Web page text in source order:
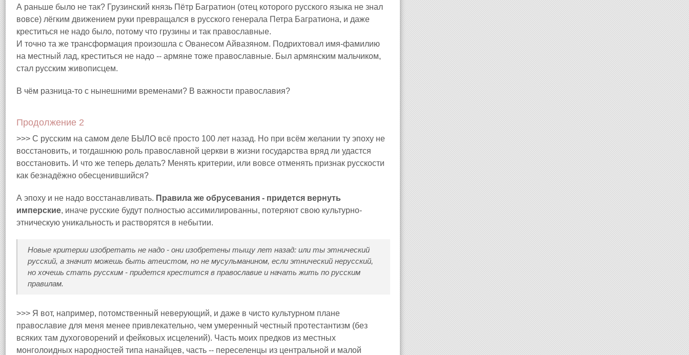
А раньше было не так? Грузинский князь Пётр Багратион (отец которого русского языка не знал
вовсе) лёгким движением руки превращался в русского генерала Петра Багратиона, и даже
креститься не надо было, потому что грузины и так православные.
И точно та же трансформация произошла с Ованесом Айвазяном. Подрихтовал имя-фамилию
на местный лад, креститься не надо -- армяне тоже православные. Был армянским мальчиком,
стал русским живописцем.
В чём разница-то с нынешними временами? В важности православия?
Продолжение 2
>>> С русским на самом деле БЫЛО всё просто 100 лет назад. Но при всём желании ту эпоху не
восстановить, и тогдашнюю роль православной церкви в жизни государства вряд ли удастся
восстановить. И что же теперь делать? Менять критерии, или вовсе отменять признак русскости
как безнадёжно обесценившийся?
А эпоху и не надо восстанавливать. Правила же обрусевания - придется вернуть
имперские, иначе русские будут полностью ассимилированны, потеряют свою культурно-
этническую уникальность и растворятся в небытии.
Новые критерии изобретать не надо - они изобретены тыщу лет назад: или ты этнический
русский, а значит можешь быть атеистом, но не мусульманином, если этнический нерусский,
но хочешь стать русским - придется крестится в православие и начать жить по русским
правилам.
>>> Я вот, например, потомственный неверующий, и даже в чисто культурном плане
православие для меня менее привлекательно, чем умеренный честный протестантизм (без
всяких там духоговорений и фейковых исцелений). Часть моих предков из местных
монголоидных народностей типа нанайцев, часть -- переселенцы из центральной и малой